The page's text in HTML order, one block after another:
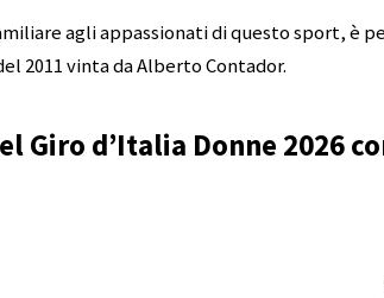
agli appassionati di questo sport, è
2011 vinta da Alberto Contador.
Giro d’Italia Donne 2026